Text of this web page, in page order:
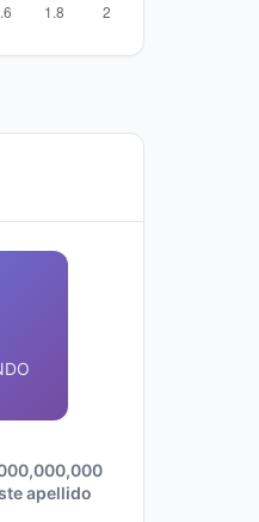
apellido